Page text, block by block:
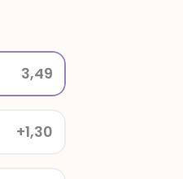
+1,30
3,49